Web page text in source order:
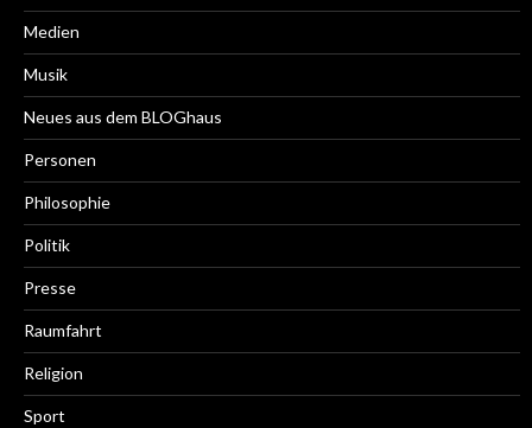
Medien
Musik
Neues aus dem BLOGhaus
Personen
Philosophie
Politik
Presse
Raumfahrt
Religion
Sport